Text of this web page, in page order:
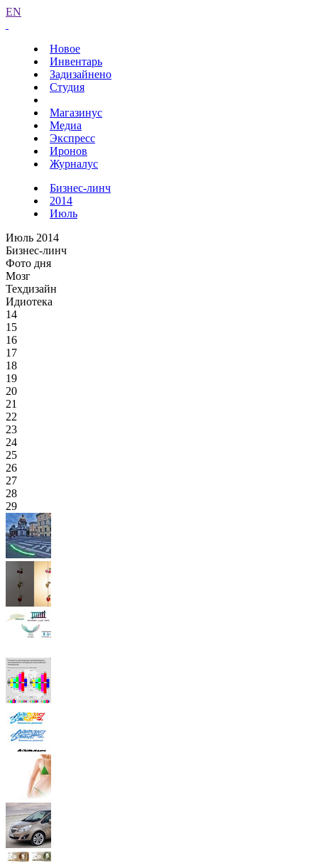
EN
Новое
Инвентарь
Задизайнено
Студия
Магазинус
Медиа
Экспресс
Иронов
Журналус
Бизнес-линч
2014
Июль
Июль 2014
Бизнес-линч
Фото дня
Мозг
Техдизайн
Идиотека
14
15
16
17
18
19
20
21
22
23
24
25
26
27
28
29